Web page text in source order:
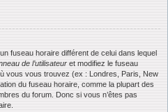
fuseau horaire différent de celui dans lequel
de l’utilisateur et modifiez le fuseau
vous vous trouvez (ex : Londres, Paris, New
du fuseau horaire, comme la plupart des
du forum. Donc si vous n’êtes pas